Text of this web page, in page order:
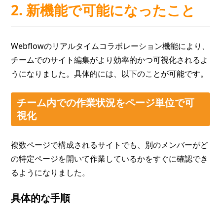
2. 新機能で可能になったこと
Webflowのリアルタイムコラボレーション機能により、
チームでのサイト編集がより効率的かつ可視化されるよ
うになりました。具体的には、以下のことが可能です。
チーム内での作業状況をページ単位で可
視化
複数ページで構成されるサイトでも、別のメンバーがど
の特定ページを開いて作業しているかをすぐに確認でき
るようになりました。
具体的な手順